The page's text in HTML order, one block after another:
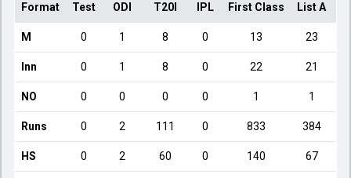
Format Test ODI T20I IPL First Class List A
M 0 1 8 0 13 23
Inn 0 1 8 0 22 21
NO 0 0 0 0 1 1
Runs 0 2 111 0 833 384
HS 0 2 60 0 140 67